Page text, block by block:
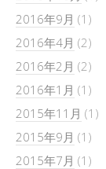
2016年9月 (1)
2016年4月 (2)
2016年2月 (2)
2016年1月 (1)
2015年11月 (1)
2015年9月 (1)
2015年7月 (1)